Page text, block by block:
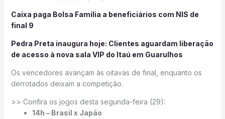
Caixa paga Bolsa Família a beneficiários com NIS de
final 9
Pedra Preta inaugura hoje: Clientes aguardam liberação
de acesso à nova sala VIP do Itaú em Guarulhos
Os vencedores avançam às oitavas de final, enquanto os
derrotados deixam a competição.
>> Confira os jogos desta segunda-feira (29):
14h – Brasil x Japão